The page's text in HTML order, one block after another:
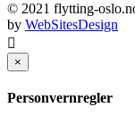
© 2021 flytting-
by WebSitesDesign
×
Personvernregler